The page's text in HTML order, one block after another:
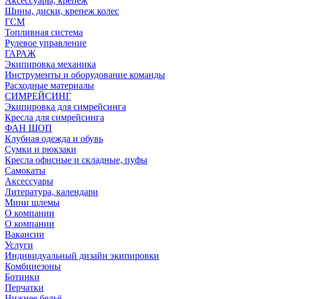
Шины, диски, крепеж колес
ГСМ
Топливная система
Рулевое управление
ГАРАЖ
Экипировка механика
Инструменты и оборудование команды
Расходные материалы
СИМРЕЙСИНГ
Экипировка для симрейсинга
Кресла для симрейсинга
ФАН ШОП
Клубная одежда и обувь
Сумки и рюкзаки
Кресла офисные и складные, пуфы
Самокаты
Аксессуары
Литература, календари
Мини шлемы
О компании
О компании
Вакансии
Услуги
Индивидуальный дизайн экипировки
Комбинезоны
Ботинки
Перчатки